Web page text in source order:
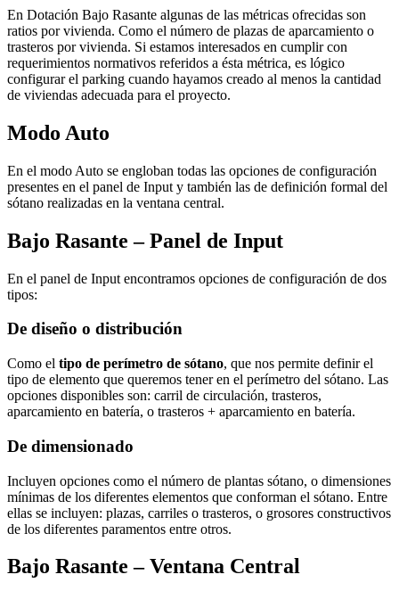
En Dotación Bajo Rasante algunas de las métricas ofrecidas son
ratios por vivienda. Como el número de plazas de aparcamiento o
trasteros por vivienda. Si estamos interesados en cumplir con
requerimientos normativos referidos a ésta métrica, es lógico
configurar el parking cuando hayamos creado al menos la cantidad
de viviendas adecuada para el proyecto.
Modo Auto
En el modo Auto se engloban todas las opciones de configuración
presentes en el panel de Input y también las de definición formal del
sótano realizadas en la ventana central.
Bajo Rasante – Panel de Input
En el panel de Input encontramos opciones de configuración de dos
tipos:
De diseño o distribución
Como el tipo de perímetro de sótano, que nos permite definir el
tipo de elemento que queremos tener en el perímetro del sótano. Las
opciones disponibles son: carril de circulación, trasteros,
aparcamiento en batería, o trasteros + aparcamiento en batería.
De dimensionado
Incluyen opciones como el número de plantas sótano, o dimensiones
mínimas de los diferentes elementos que conforman el sótano. Entre
ellas se incluyen: plazas, carriles o trasteros, o grosores constructivos
de los diferentes paramentos entre otros.
Bajo Rasante – Ventana Central